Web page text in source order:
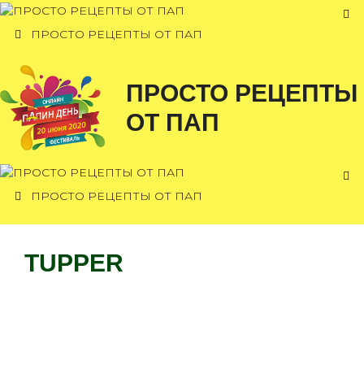
Перейти
ПРОСТО РЕЦЕПТЫ ОТ ПАП
ПРОСТО РЕЦЕПТЫ
ОТ ПАП
ПРОСТО РЕЦЕПТЫ ОТ ПАП
TUPPER